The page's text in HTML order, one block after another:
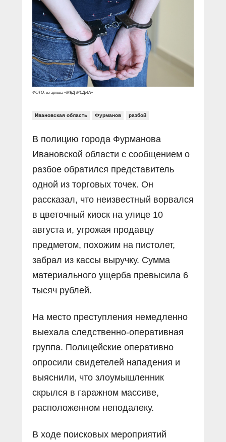
Социальные ролики
Документальные фильмы
Прямой разговор
В знании сила
Специальный репортаж
КиберПОСТОВОЙ
Газета «Щит и меч»
Журнал «Полиция России»
О ПОРТАЛЕ
Контакты
Вакансии
ФОТО: из архива «МВД МЕДИА»
Ивановская область Фурманов разбой
В полицию города Фурманова
Ивановской области с сообщением о
разбое обратился представитель
одной из торговых точек. Он
рассказал, что неизвестный ворвался
в цветочный киоск на улице 10
августа и, угрожая продавцу
предметом, похожим на пистолет,
забрал из кассы выручку. Сумма
материального ущерба превысила 6
тысяч рублей.
На место преступления немедленно
выехала следственно-оперативная
группа. Полицейские оперативно
опросили свидетелей нападения и
выяснили, что злоумышленник
скрылся в гаражном массиве,
расположенном неподалеку.
В ходе поисковых мероприятий